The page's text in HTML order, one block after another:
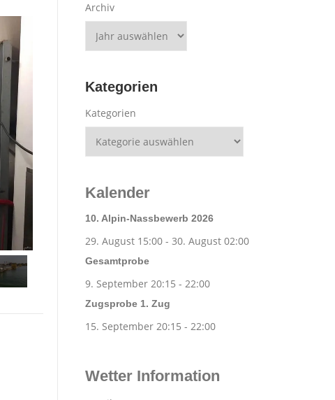
Archiv
Kategorien
Kategorien
Kalender
10. Alpin-Nassbewerb 2026
29. August 15:00 - 30. August 02:00
Gesamtprobe
9. September 20:15 - 22:00
Zugsprobe 1. Zug
15. September 20:15 - 22:00
Wetter Information